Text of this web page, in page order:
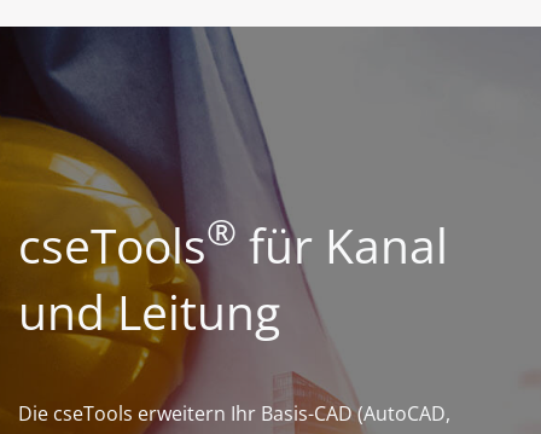
cseTools® für Kanal
und Leitung
Die cseTools erweitern Ihr Basis-CAD (AutoCAD,